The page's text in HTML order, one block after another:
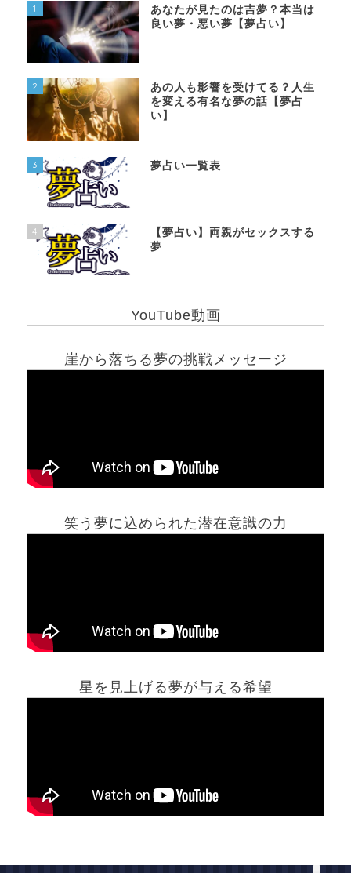
1
あなたが見たのは吉夢？本当は
良い夢・悪い夢【夢占い】
2
あの人も影響を受けてる？人生
を変える有名な夢の話【夢占
い】
3 夢占い一覧表
4
【夢占い】両親がセックスする
夢
YouTube動画
崖から落ちる夢の挑戦メッセージ
笑う夢に込められた潜在意識の力
星を見上げる夢が与える希望
ホーム
最新記事動画